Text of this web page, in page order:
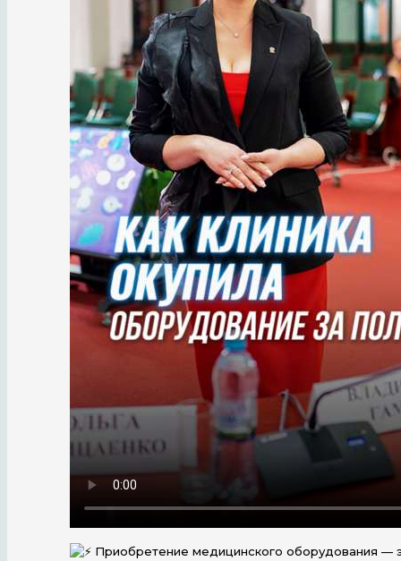
Приобретение медицинского оборудования —